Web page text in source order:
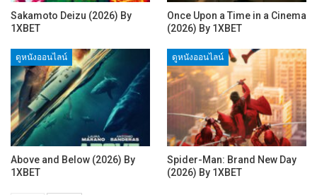
Sakamoto Deizu (2026) By
1XBET
Once Upon a Time in a Cinema
(2026) By 1XBET
ดูหนังออนไลน์
Above and Below (2026) By
1XBET
ดูหนังออนไลน์
Spider-Man: Brand New Day
(2026) By 1XBET